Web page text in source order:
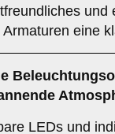
und
Armaturen eine
LEDs und